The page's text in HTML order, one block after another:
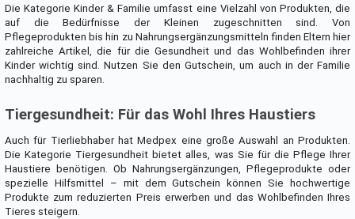
Die Kategorie Kinder & Familie umfasst eine Vielzahl von Produkten, die
auf die Bedürfnisse der Kleinen zugeschnitten sind. Von
Pflegeprodukten bis hin zu Nahrungsergänzungsmitteln finden Eltern hier
zahlreiche Artikel, die für die Gesundheit und das Wohlbefinden ihrer
Kinder wichtig sind. Nutzen Sie den Gutschein, um auch in der Familie
nachhaltig zu sparen.
Tiergesundheit: Für das Wohl Ihres Haustiers
Auch für Tierliebhaber hat Medpex eine große Auswahl an Produkten.
Die Kategorie Tiergesundheit bietet alles, was Sie für die Pflege Ihrer
Haustiere benötigen. Ob Nahrungsergänzungen, Pflegeprodukte oder
spezielle Hilfsmittel – mit dem Gutschein können Sie hochwertige
Produkte zum reduzierten Preis erwerben und das Wohlbefinden Ihres
Tieres steigern.